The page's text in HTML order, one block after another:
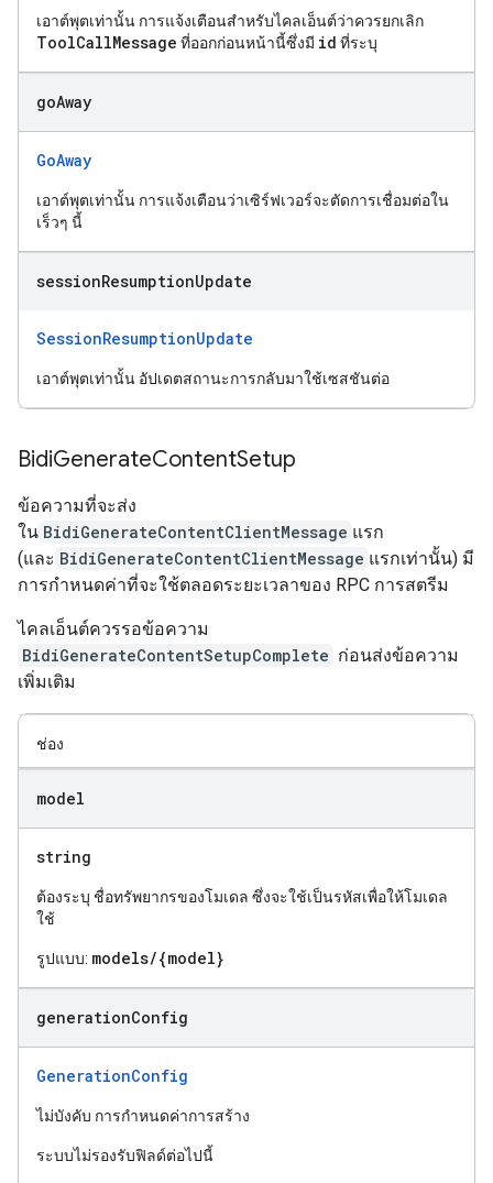
เอาต์พุตเท่านั้น การแจ้งเตือนสำหรับไคลเอ็นต์ว่าควรยกเลิก
ToolCallMessage ที่ออกก่อนหน้านี้ซึ่งมี id ที่ระบุ
goAway
GoAway
เอาต์พุตเท่านั้น การแจ้งเตือนว่าเซิร์ฟเวอร์จะตัดการเชื่อมต่อใน
เร็วๆ นี้
sessionResumptionUpdate
SessionResumptionUpdate
เอาต์พุตเท่านั้น อัปเดตสถานะการกลับมาใช้เซสชันต่อ
BidiGenerateContentSetup
ข้อความที่จะส่ง
ใน BidiGenerateContentClientMessage แรก
(และ BidiGenerateContentClientMessage แรกเท่านั้น) มี
การกำหนดค่าที่จะใช้ตลอดระยะเวลาของ RPC การสตรีม
ไคลเอ็นต์ควรรอข้อความ
BidiGenerateContentSetupComplete ก่อนส่งข้อความ
เพิ่มเติม
ช่อง
model
string
ต้องระบุ ชื่อทรัพยากรของโมเดล ซึ่งจะใช้เป็นรหัสเพื่อให้โมเดล
ใช้
รูปแบบ: models/{model}
generationConfig
GenerationConfig
ไม่บังคับ การกำหนดค่าการสร้าง
ระบบไม่รองรับฟิลด์ต่อไปนี้